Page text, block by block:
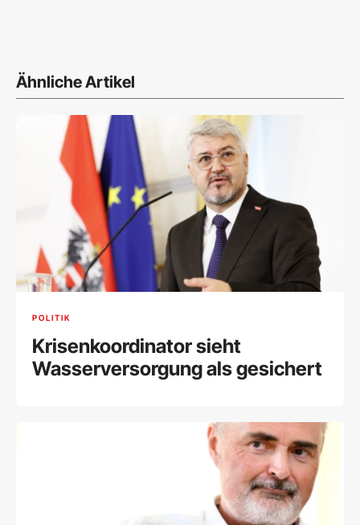
Ähnliche Artikel
POLITIK
Krisenkoordinator sieht
Wasserversorgung als gesichert